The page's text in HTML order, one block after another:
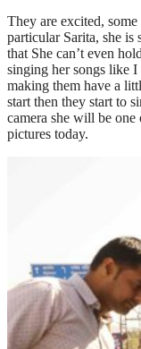
They are excited,
particular Sarita, she
that She can’t even
singing her songs like
making them have a
start then they start to
camera she will be
pictures today.